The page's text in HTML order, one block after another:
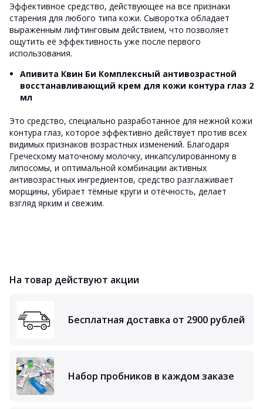
Эффективное средство, действующее на все признаки
старения для любого типа кожи. Сыворотка обладает
выраженным лифтинговым действием, что позволяет
ощутить её эффективность уже после первого
использования.
Апивита Квин Би Комплексный антивозрастной
восстанавливающий крем для кожи контура глаз 2
мл
Это средство, специально разработанное для нежной кожи
контура глаз, которое эффективно действует против всех
видимых признаков возрастных изменений. Благодаря
Греческому маточному молочку, инкапсулированному в
липосомы, и оптимальной комбинации активных
антивозрастных ингредиентов, средство разглаживает
морщины, убирает тёмные круги и отёчность, делает
взгляд ярким и свежим.
На товар действуют акции
Бесплатная доставка от 2900 рублей
Набор пробников в каждом заказе